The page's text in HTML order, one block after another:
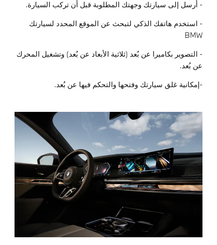
- أرسل إلى سيارتك وجهتك المطلوبة قبل أن تركب السيارة.
- استخدم هاتفك الذكي لتبحث عن الموقع المحدد لسيارتك
BMW
- التصوير بكاميرا عن بُعد (ثلاثية الأبعاد عن بُعد) وتشغيل المحرك
عن بُعد.
-إمكانية غلق سيارتك وفتحها والتحكم فيها عن بُعد.